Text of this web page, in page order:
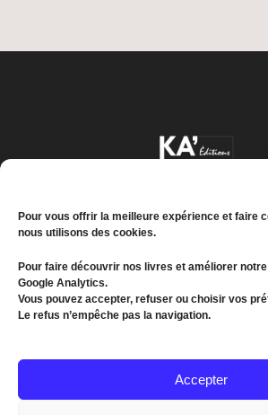
Pour vous offrir la meilleure expérience et faire
nous utilisons des cookies.
Pour faire découvrir nos livres et améliorer
Google Analytics.
Vous pouvez accepter, refuser ou choisir vos
Le refus n’empêche pas la navigation.
Accepter
Conditions générales de
Politique de
© 2022 MEDDKOL. All Rights